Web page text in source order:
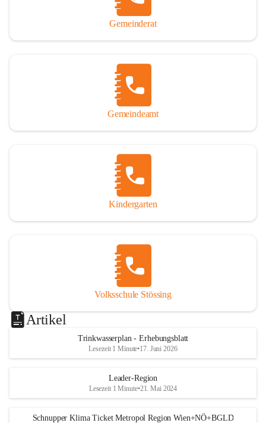
Gemeinderat
Gemeindeamt
Kindergarten
Volksschule Stössing
Artikel
Trinkwasserplan - Erhebungsblatt
Lesezeit 1 Minute•17. Juni 2026
Leader-Region
Lesezeit 1 Minute•21. Mai 2024
Schnupper Klima Ticket Metropol Region Wien+NÖ+BGLD